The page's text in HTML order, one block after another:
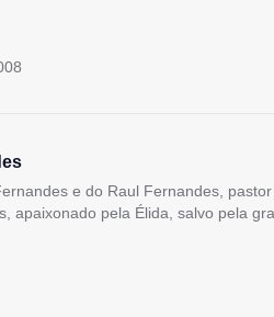
e do Raul Fernandes,
apaixonado pela Élida, salvo pela